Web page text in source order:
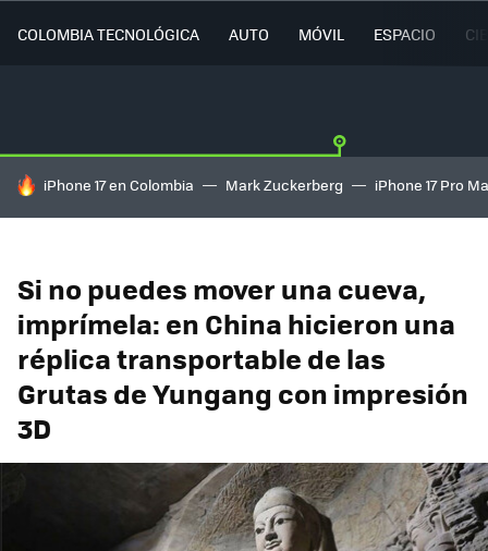
COLOMBIA TECNOLÓGICA AUTO MÓVIL ESPACIO
HOY SE HABLA DE
iPhone 17 en Colombia Mark Zuckerberg iPhone 17 Pro
Si no puedes mover una cueva,
imprímela: en China hicieron una
réplica transportable de las
Grutas de Yungang con impresión
3D